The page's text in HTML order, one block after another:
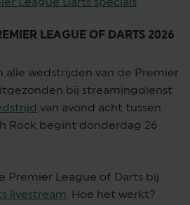
LEAGUE OF DARTS 2026
alle wedstrijden van de Premier
bij streamingdienst
van avond acht tussen
Rock begint donderdag 26
Premier League of Darts bij
livestream . Hoe het werkt?